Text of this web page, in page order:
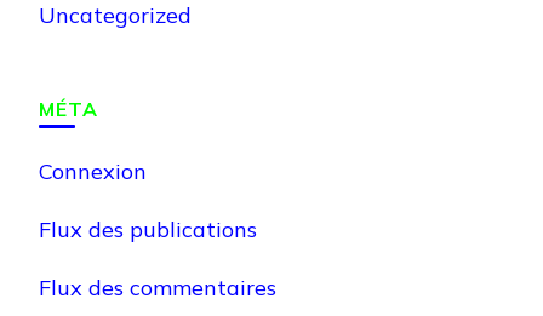
Uncategorized
MÉTA
Connexion
Flux des publications
Flux des commentaires